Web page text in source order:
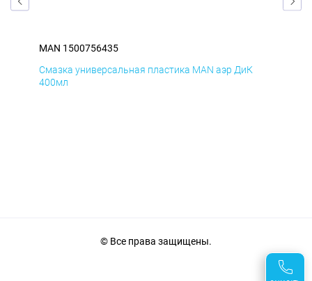
MAN 1500756435
Смазка универсальная пластика MAN аэр ДиК
400мл
© Все права защищены.